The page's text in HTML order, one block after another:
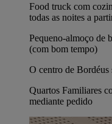
Food truck com
todas as noites a
Pequeno-almoço de
(com bom tempo)
O centro de Bordéus
Quartos Familiares
mediante pedido